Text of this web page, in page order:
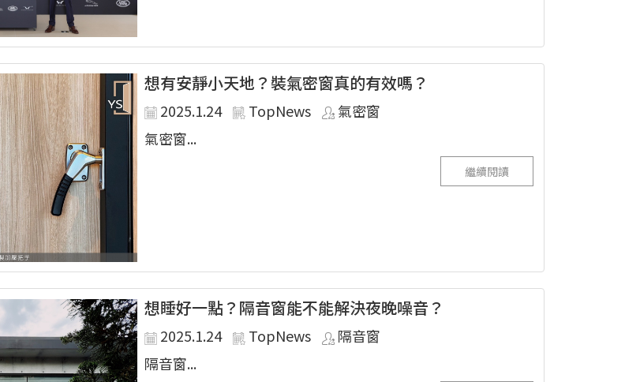
想有安靜小天地？裝氣密窗真的有效嗎？
2025.1.24 TopNews
氣密窗
氣密窗...
繼續閱讀
想睡好一點？隔音窗能不能解決夜晚噪音？
2025.1.24 TopNews
隔音窗
隔音窗...